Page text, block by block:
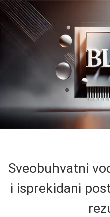
Sveobuhvatni
i isprekidani